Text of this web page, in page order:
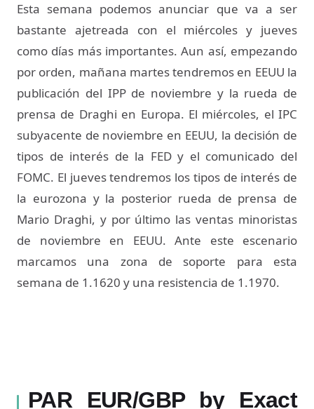
Esta semana podemos anunciar que va a ser
bastante ajetreada con el miércoles y jueves
como días más importantes. Aun así, empezando
por orden, mañana martes tendremos en EEUU la
publicación del IPP de noviembre y la rueda de
prensa de Draghi en Europa. El miércoles, el IPC
subyacente de noviembre en EEUU, la decisión de
tipos de interés de la FED y el comunicado del
FOMC. El jueves tendremos los tipos de interés de
la eurozona y la posterior rueda de prensa de
Mario Draghi, y por último las ventas minoristas
de noviembre en EEUU. Ante este escenario
marcamos una zona de soporte para esta
semana de 1.1620 y una resistencia de 1.1970.
PAR EUR/GBP by Exact